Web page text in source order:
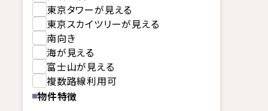
東京タワーが見える
東京スカイツリーが見える
南向き
海が見える
富士山が見える
複数路線利用可
物件特徴